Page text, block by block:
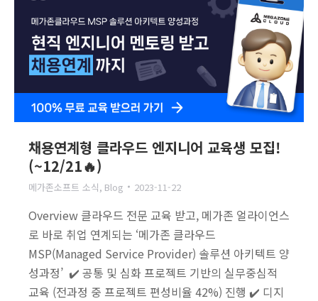
채용연계형 클라우드 엔지니어 교육생 모집!
(~12/21🔥)
메가존소프트 소식, Blog 2023-11-22
Overview 클라우드 전문 교육 받고, 메가존 얼라이언스
로 바로 취업 연계되는 ‘메가존 클라우드
MSP(Managed Service Provider) 솔루션 아키텍트 양
성과정’ ✔️ 공통 및 심화 프로젝트 기반의 실무중심적
교육 (전과정 중 프로젝트 편성비율 42%) 진행 ✔️ 디지